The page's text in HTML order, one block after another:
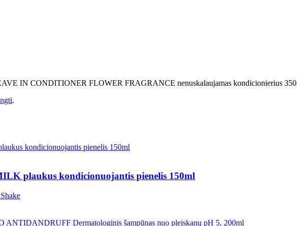
IN CONDITIONER FLOWER FRAGRANCE nenuskalaujamas kondicionierius
.
plaukus kondicionuojantis pienelis 150ml